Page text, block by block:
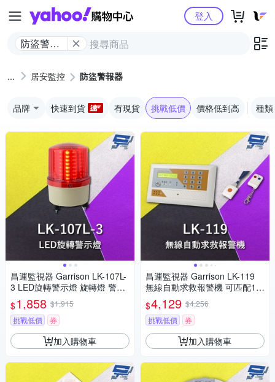
Yahoo購物中心
防盜警報
登入
居安監控 防盜警報器
品牌 快速到貨 有現貨 挑戰低價 價格低到高 種類
昌運監視器 Garrison LK-107L-
3 LED旋轉警示燈 旋轉燈 警示
閃光
$1,858 $1,915
挑戰低價
券
加入購物車
昌運監視器 Garrison LK-119
無線自動求救報警機 可匹配15
支遙控器 可存8組電話號碼
$4,129 $4,256
挑戰低價
券
加入購物車